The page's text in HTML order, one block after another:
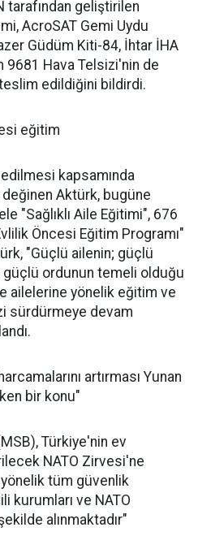
tarafından geliştirilen
AcroSAT Gemi Uydu
Güdüm Kiti-84, İhtar İHA
9681 Hava Telsizi'nin de
edildiğini bildirdi.
eğitim
edilmesi kapsamında
Aktürk, bugüne
"Sağlıklı Aile Eğitimi", 676
Öncesi Eğitim Programı"
"Güçlü ailenin; güçlü
ordunun temeli olduğu
ailelerine yönelik eğitim ve
sürdürmeye devam
artırması Yunan
bir konu"
Türkiye'nin ev
NATO Zirvesi'ne
tüm güvenlik
kurumları ve NATO
alınmaktadır"